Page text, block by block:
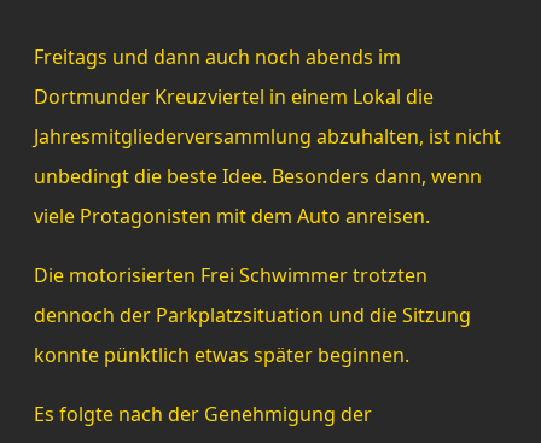
Freitags und dann auch noch abends im
Dortmunder Kreuzviertel in einem Lokal die
Jahresmitgliederversammlung abzuhalten, ist nicht
unbedingt die beste Idee. Besonders dann, wenn
viele Protagonisten mit dem Auto anreisen.
Die motorisierten Frei Schwimmer trotzten
dennoch der Parkplatzsituation und die Sitzung
konnte pünktlich etwas später beginnen.
Es folgte nach der Genehmigung der